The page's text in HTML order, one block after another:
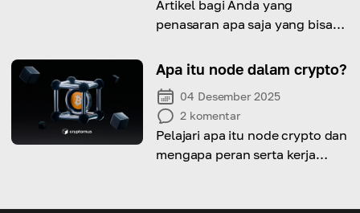
Artikel bagi Anda yang
penasaran apa saja yang bisa
melakukannya
Apa itu node dalam crypto?
04 Desember 2025
2 komentar
Pelajari apa itu node crypto dan
mengapa peran serta kerja